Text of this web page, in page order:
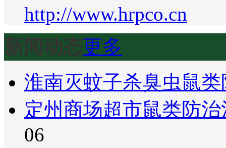
http://www.hrpco.cn
新闻动态更多
淮南灭蚊子杀臭虫鼠
定州商场超市鼠类防
06